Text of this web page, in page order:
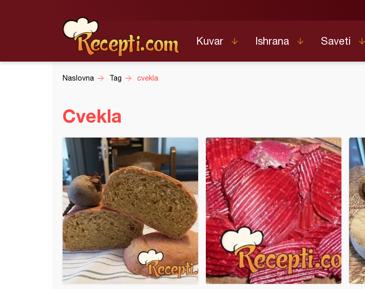
Kuvar Ishrana Saveti
Naslovna Tag cvekla
Cvekla